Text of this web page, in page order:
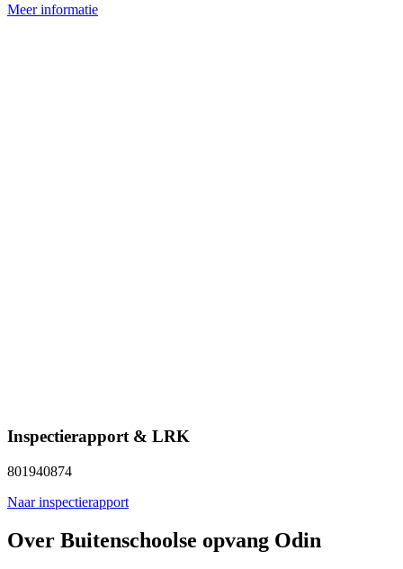
Meer informatie
Inspectierapport & LRK
801940874
Naar inspectierapport
Over Buitenschoolse opvang Odin